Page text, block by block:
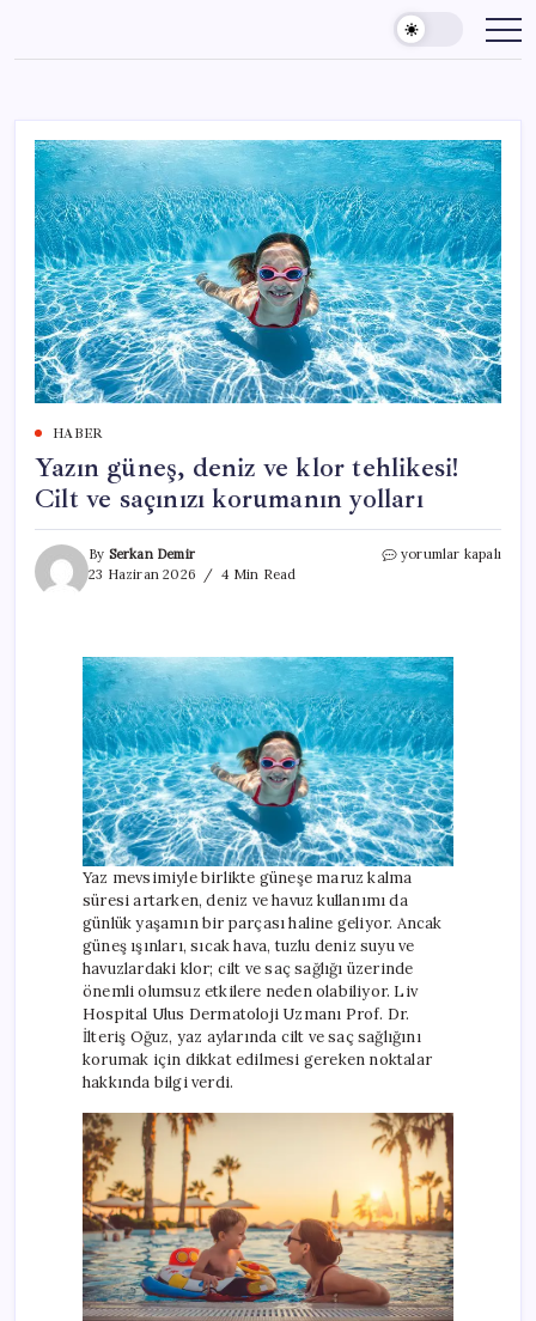
content
HABER
Yazın güneş, deniz ve klor tehlikesi!
Cilt ve saçınızı korumanın yolları
By Serkan Demir
23 Haziran 2026
4 Min Read
Yazın
tehlikesi!
Cilt
ve
saçınızı
korumanın
yolları
için
yorumlar kapalı
Yaz mevsimiyle birlikte güneşe maruz kalma
süresi artarken, deniz ve havuz kullanımı da
günlük yaşamın bir parçası haline geliyor. Ancak
güneş ışınları, sıcak hava, tuzlu deniz suyu ve
havuzlardaki klor; cilt ve saç sağlığı üzerinde
önemli olumsuz etkilere neden olabiliyor. Liv
Hospital Ulus Dermatoloji Uzmanı Prof. Dr.
İlteriş Oğuz, yaz aylarında cilt ve saç sağlığını
korumak için dikkat edilmesi gereken noktalar
hakkında bilgi verdi.